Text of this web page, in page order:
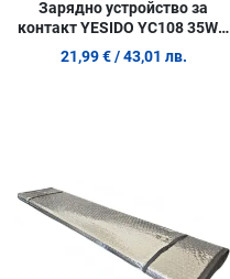
Зарядно устройство за
контакт YESIDO YC108 35W с
USB-A и USB-C
21,99 € / 43,01 лв.